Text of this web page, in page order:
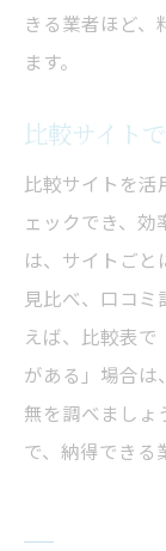
きる業者ほど、
ます。
比較サイト
比較サイトを
ェックでき、効
は、サイトご
見比べ、口コ
えば、比較表
がある」場合は
無を調べましょ
で、納得できる